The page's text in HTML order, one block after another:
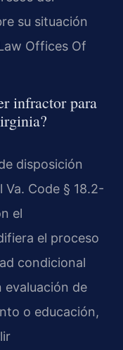
su situación
Offices Of
infractor para
disposición
Code § 18.2-
el
el proceso
condicional
evaluación de
o educación,